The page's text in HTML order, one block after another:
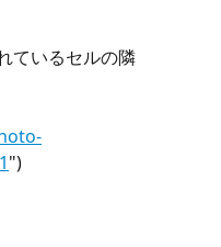
ているセルの隣
")